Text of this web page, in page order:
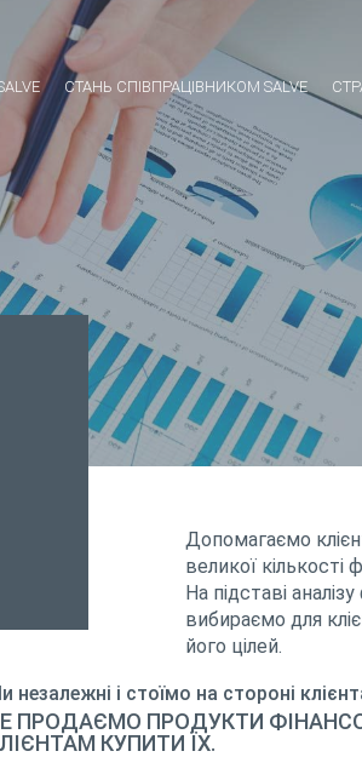
СТАНЬ СПІВПРАЦІВНИКОМ SALVE
Допомагаємо
великої кількості
На підставі
вибираємо для
його цілей.
незалежні і стоїмо на стороні
ПРОДАЄМО ПРОДУКТИ
КУПИТИ ЇХ.